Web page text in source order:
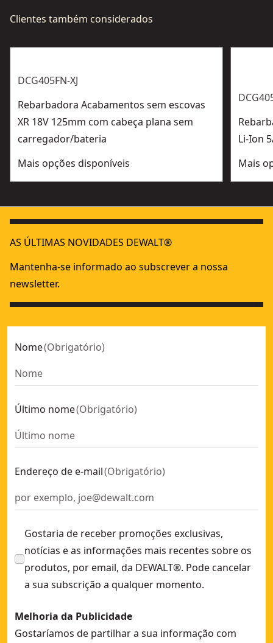
Clientes também considerados
DCG405FN-XJ
Rebarbadora Acabamentos sem escovas
XR 18V 125mm com cabeça plana sem
carregador/bateria
Mais opções disponíveis
Li-Ion
Mais
AS ÚLTIMAS NOVIDADES DEWALT®
Mantenha-se informado ao subscrever a nossa
newsletter.
Nome(Obrigatório)
Último nome(Obrigatório)
Endereço de e-mail(Obrigatório)
Gostaria de receber promoções exclusivas,
notícias e as informações mais recentes sobre os
produtos, por email, da DEWALT®. Pode cancelar
a sua subscrição a qualquer momento.
Melhoria da Publicidade
Gostaríamos de partilhar a sua informação com